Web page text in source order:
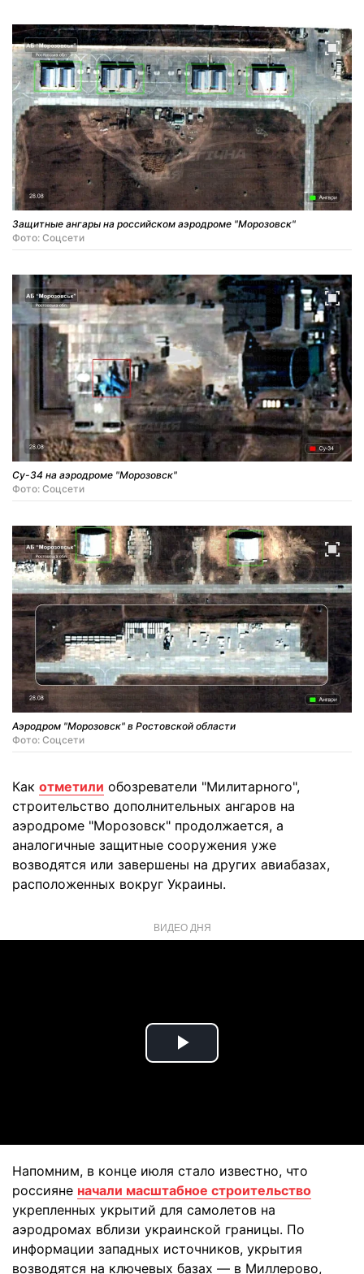
Защитные ангары на российском аэродроме "Морозовск"
Фото: Соцсети
Су-34 на аэродроме "Морозовск"
Фото: Соцсети
Аэродром "Морозовск" в Ростовской области
Фото: Соцсети
Как отметили обозреватели "Милитарного",
строительство дополнительных ангаров на
аэродроме "Морозовск" продолжается, а
аналогичные защитные сооружения уже
возводятся или завершены на других авиабазах,
расположенных вокруг Украины.
ВИДЕО ДНЯ
Play
Напомним, в конце июля стало известно, что
россияне начали масштабное строительство
укрепленных укрытий для самолетов на
аэродромах вблизи украинской границы. По
информации западных источников, укрытия
возводятся на ключевых базах — в Миллерово,